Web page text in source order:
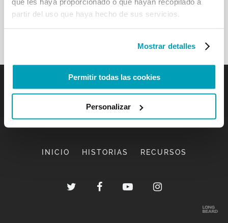
partir del uso que haya hecho de sus servicios.
Mostrar detalles
Permitir todas las cookies
Personalizar
INICIO HISTORIAS RECURSOS